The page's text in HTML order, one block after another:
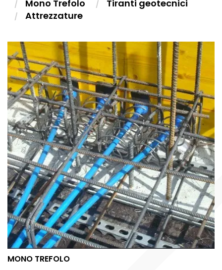
Mono Trefolo
Tiranti geotecnici
Attrezzature
MONO TREFOLO
MONO TREFOLO